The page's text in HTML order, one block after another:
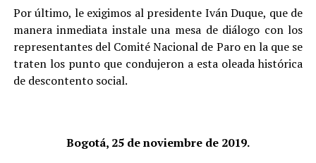
Por último, le exigimos al presidente Iván Duque, que de
manera inmediata instale una mesa de diálogo con los
representantes del Comité Nacional de Paro en la que se
traten los punto que condujeron a esta oleada histórica
de descontento social.
Bogotá, 25 de noviembre de 2019.